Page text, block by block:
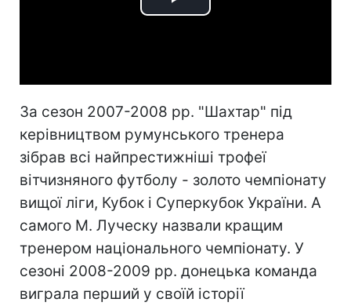
Play
За сезон 2007-2008 рр. "Шахтар" під
керівництвом румунського тренера
зібрав всі найпрестижніші трофеї
вітчизняного футболу - золото чемпіонату
вищої ліги, Кубок і Суперкубок України. А
самого М. Луческу назвали кращим
тренером національного чемпіонату. У
сезоні 2008-2009 рр. донецька команда
виграла перший у своїй історії